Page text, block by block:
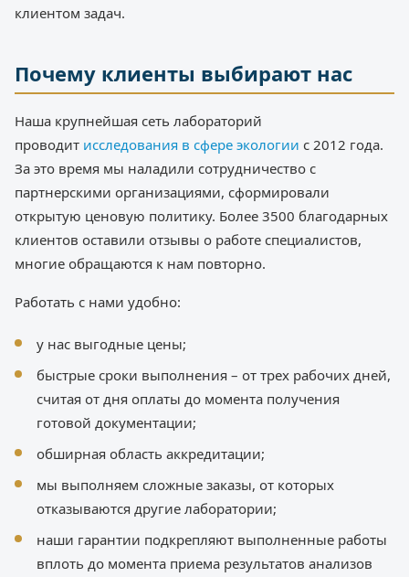
клиентом задач.
Почему клиенты выбирают нас
Наша крупнейшая сеть лабораторий
проводит исследования в сфере экологии с 2012 года.
За это время мы наладили сотрудничество с
партнерскими организациями, сформировали
открытую ценовую политику. Более 3500 благодарных
клиентов оставили отзывы о работе специалистов,
многие обращаются к нам повторно.
Работать с нами удобно:
у нас выгодные цены;
быстрые сроки выполнения – от трех рабочих дней,
считая от дня оплаты до момента получения
готовой документации;
обширная область аккредитации;
мы выполняем сложные заказы, от которых
отказываются другие лаборатории;
наши гарантии подкрепляют выполненные работы
вплоть до момента приема результатов анализов